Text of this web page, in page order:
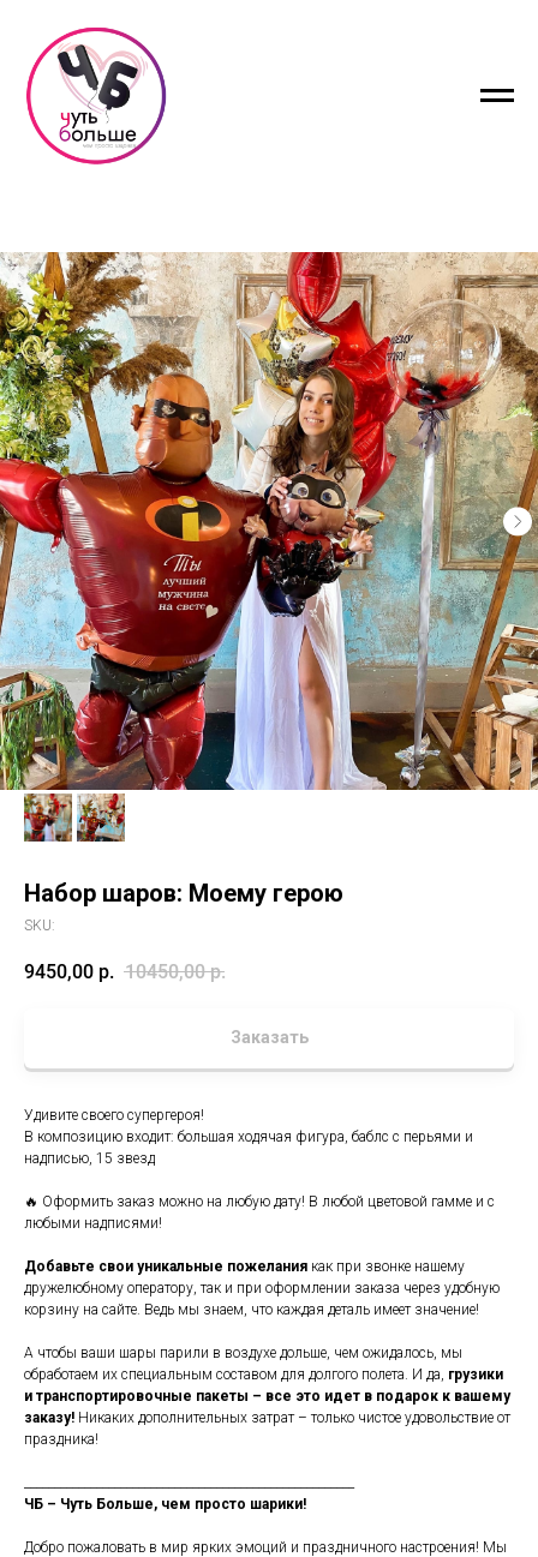
Набор шаров: Моему герою
SKU:
9450,00 р. 10450,00 р.
Заказать
Удивите своего супергероя!
В композицию входит: большая ходячая фигура, баблс с перьями и
надписью, 15 звезд
🔥 Оформить заказ можно на любую дату! В любой цветовой гамме и с
любыми надписями!
Добавьте свои уникальные пожелания как при звонке нашему
дружелюбному оператору, так и при оформлении заказа через удобную
корзину на сайте. Ведь мы знаем, что каждая деталь имеет значение!
А чтобы ваши шары парили в воздухе дольше, чем ожидалось, мы
обработаем их специальным составом для долгого полета. И да, грузики
и транспортировочные пакеты – все это идет в подарок к вашему
заказу! Никаких дополнительных затрат – только чистое удовольствие от
праздника!
ЧБ – Чуть Больше, чем просто шарики!
Добро пожаловать в мир ярких эмоций и праздничного настроения! Мы